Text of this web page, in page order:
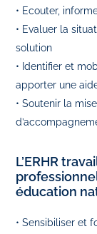
• Ecouter,
• Evaluer la
solution
• Identifier et
apporter une
• Soutenir la
L’ERHR
éducation
• Sensibiliser et